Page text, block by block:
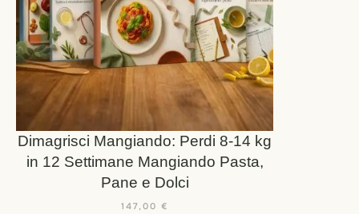
Dimagrisci Mangiando: Perdi 8-14 kg
in 12 Settimane Mangiando Pasta,
Pane e Dolci
147,00 €